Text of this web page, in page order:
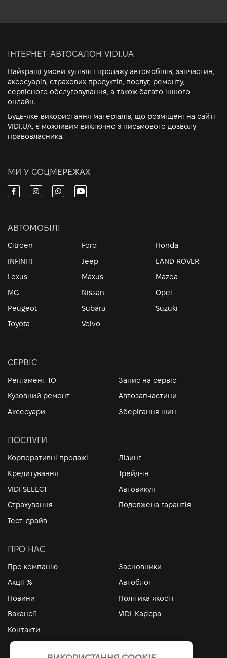
ІНТЕРНЕТ-АВТОСАЛОН VIDI.UA
Найкращі умови купівлі і продажу автомобілів, запчастин,
аксесуарів, страхових продуктів, послуг, ремонту,
сервісного обслуговування, а також багато іншого
онлайн.
Будь-яке використання матеріалів, що розміщені на сайті
VIDI.UA, є можливим виключно з письмового дозволу
правовласника.
МИ У СОЦМЕРЕЖАХ
АВТОМОБІЛІ
Citroen Ford
Honda
INFINITI
Jeep
LAND ROVER
Lexus
Maxus
Mazda
MG
Nissan
Opel
Peugeot
Subaru
Suzuki
Toyota
Volvo
СЕРВІС
Регламент ТО
Запис на сервіс
Кузовний ремонт
Автозапчастини
Аксесуари
Зберігання шин
ПОСЛУГИ
Корпоративні продажі
Лізинг
Кредитування
Трейд-ін
VIDI SELECT
Автовикуп
Страхування
Подовжена гарантія
Тест-драйв
ПРО НАС
Про компанію
Засновники
Акції %
Автоблог
Новини
Політика якості
Вакансії
VIDI-Кар'єра
Контакти